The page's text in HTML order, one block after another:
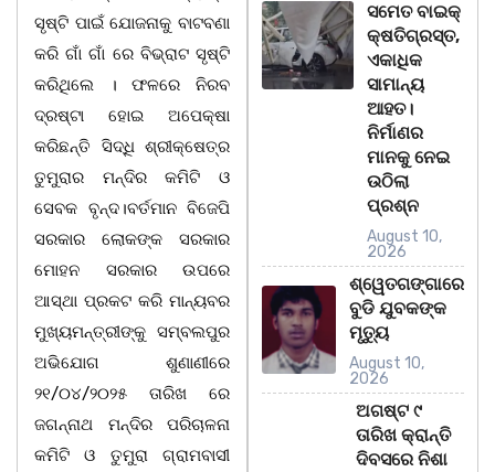
ସୃଷ୍ଟି ପାଇଁ ଯୋଜନାକୁ ବାଟବଣା
କରି ଗାଁ ଗାଁ ରେ ବିଭ୍ରାଟ ସୃଷ୍ଟି
କରିଥିଲେ । ଫଳରେ ନିରବ
ଦ୍ରଷ୍ଟା ହୋଇ ଅପେକ୍ଷା
କରିଛନ୍ତି ସିଦ୍ଧି ଶ୍ରୀକ୍ଷେତ୍ର
ତୁମୁରାର ମନ୍ଦିର କମିଟି ଓ
ସେବକ ବୃନ୍ଦ।ବର୍ତମାନ ବିଜେପି
ସରକାର ଲୋକଙ୍କ ସରକାର
ମୋହନ ସରକାର ଉପରେ
ଆସ୍ଥା ପ୍ରକଟ କରି ମାନ୍ୟବର
ମୁଖ୍ୟମନ୍ତ୍ରୀଙ୍କୁ ସମ୍ବଲପୁର
ଅଭିଯୋଗ ଶୁଣାଣୀରେ
୨୧/୦୪/୨୦୨୫ ତାରିଖ ରେ
ଜଗନ୍ନାଥ ମନ୍ଦିର ପରିଚାଳନା
କମିଟି ଓ ତୁମୁରା ଗ୍ରାମବାସୀ
ସମେତ ବାଇକ୍‌
କ୍ଷତିଗ୍ରସ୍ତ,
ଏକାଧିକ
ସାମାନ୍ୟ
ଆହତ।
ନିର୍ମାଣର
ମାନକୁ ନେଇ
ଉଠିଲା
ପ୍ରଶ୍ନ
August 10,
2026
ଶ୍ୱେତଗଙ୍ଗାରେ
ବୁଡି ଯୁବକଙ୍କ
ମୃତ୍ୟୁ
August 10,
2026
ଅଗଷ୍ଟ ୯
ତାରିଖ କ୍ରାନ୍ତି
ଦିବସରେ ନିଶା